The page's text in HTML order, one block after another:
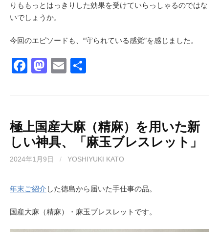
りももっとはっきりした効果を受けていらっしゃるのではな
いでしょうか。
今回のエピソードも、“守られている感覚”を感じました。
F
b
o
o
M
d
o
n
E
極上国産大麻（精麻）を用いた新
しい神具、「麻玉ブレスレット」
2024年1月9日 / YOSHIYUKI KATO
年末ご紹介 した徳島から届いた手仕事の品。
国産大麻（精麻）・麻玉ブレスレットです。